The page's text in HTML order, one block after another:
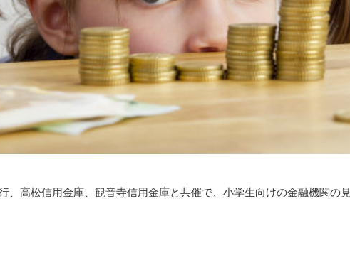
、高松信用金庫、観音寺信用金庫と共催で、小学生向けの金融機関の